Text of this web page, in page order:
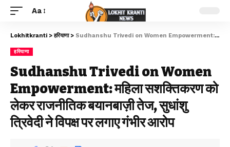
Aa
Lokhitkranti >हरियाणा> Sudhanshu Trivedi on Women Empowerment: महिला सशक्तिकरण को लेकर राजनीतिक बयानबाज़ी तेज, सुधांशु त्रिवेदी ने विपक्ष पर लगाए गंभीर आरोप
हरियाणा
Sudhanshu Trivedi on Women
Empowerment: महिला सशक्तिकरण को
लेकर राजनीतिक बयानबाज़ी तेज, सुधांशु
त्रिवेदी ने विपक्ष पर लगाए गंभीर आरोप